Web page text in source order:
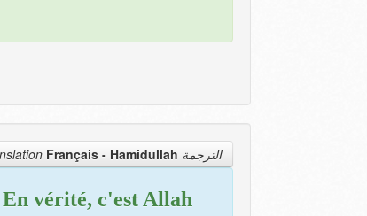
الترجمة Translation Français - Hamidullah
vérité, c'est Allah